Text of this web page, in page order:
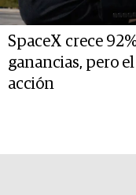
SpaceX crece
ganancias, pero
acción